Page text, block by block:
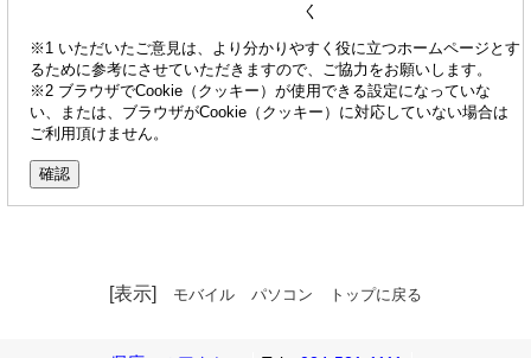
く
※1 いただいたご意見は、より分かりやすく役に立つホームページとす
るために参考にさせていただきますので、ご協力をお願いします。
※2 ブラウザでCookie（クッキー）が使用できる設定になっていな
い、または、ブラウザがCookie（クッキー）に対応していない場合は
ご利用頂けません。
[表示] モバイル パソコン トップに戻る